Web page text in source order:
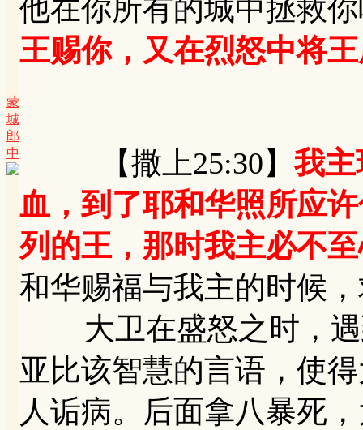
蒙
城
郎
中
他在你所有的城中拯救
王赐你，又在烈怒中将
【撒上25:30】 我
血，到了耶和华照所应
列的王，那时我主必不
和华赐福与我主的时候
大卫在盛怒之时，遇
亚比该智慧的言语，使
人诟病。后面拿八暴死